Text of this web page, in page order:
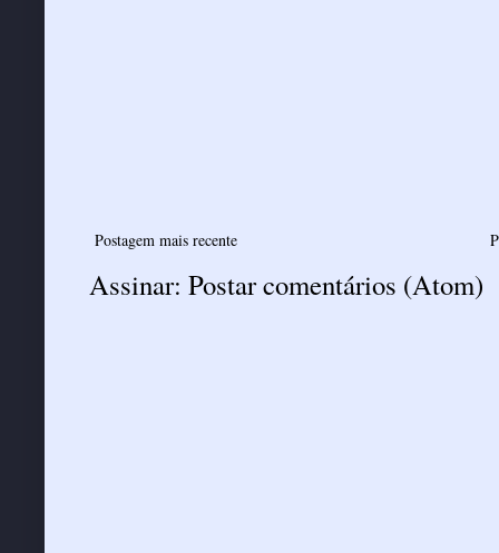
Postagem mais recente
Assinar: Postar comentários (Atom)